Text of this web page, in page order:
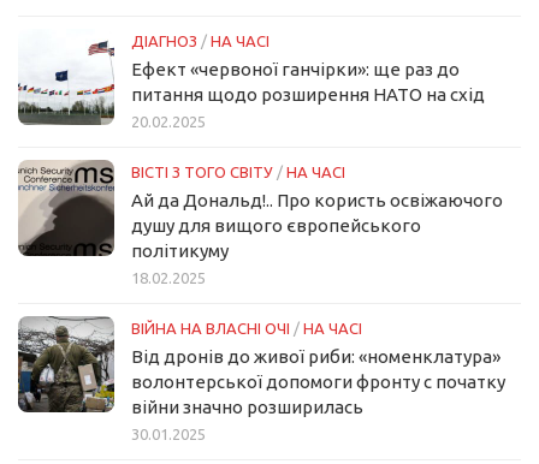
ДІАГНОЗ / НА ЧАСІ
Ефект «червоної ганчірки»: ще раз до
питання щодо розширення НАТО на схід
20.02.2025
ВІСТІ З ТОГО СВІТУ / НА ЧАСІ
Ай да Дональд!.. Про користь освіжаючого
душу для вищого європейського
політикуму
18.02.2025
ВІЙНА НА ВЛАСНІ ОЧІ / НА ЧАСІ
Від дронів до живої риби: «номенклатура»
волонтерської допомоги фронту с початку
війни значно розширилась
30.01.2025